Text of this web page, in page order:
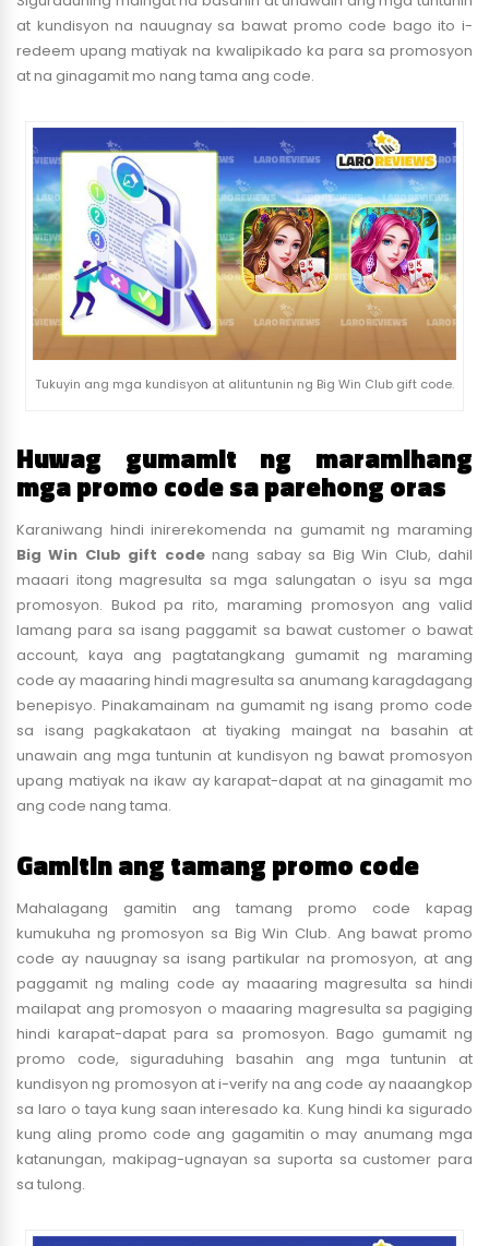
at kundisyon na nauugnay sa bawat promo code bago ito i-
redeem upang matiyak na kwalipikado ka para sa promosyon
at na ginagamit mo nang tama ang code.
Tukuyin ang mga kundisyon at alituntunin ng Big Win Club gift code.
Huwag gumamit ng maramihang
mga promo code sa parehong oras
Karaniwang hindi inirerekomenda na gumamit ng maraming
Big Win Club gift codenang sabay sa Big Win Club, dahil
maaari itong magresulta sa mga salungatan o isyu sa mga
promosyon. Bukod pa rito, maraming promosyon ang valid
lamang para sa isang paggamit sa bawat customer o bawat
account, kaya ang pagtatangkang gumamit ng maraming
code ay maaaring hindi magresulta sa anumang karagdagang
benepisyo. Pinakamainam na gumamit ng isang promo code
sa isang pagkakataon at tiyaking maingat na basahin at
unawain ang mga tuntunin at kundisyon ng bawat promosyon
upang matiyak na ikaw ay karapat-dapat at na ginagamit mo
ang code nang tama.
Gamitin ang tamang promo code
Mahalagang gamitin ang tamang promo code kapag
kumukuha ng promosyon sa Big Win Club. Ang bawat promo
code ay nauugnay sa isang partikular na promosyon, at ang
paggamit ng maling code ay maaaring magresulta sa hindi
mailapat ang promosyon o maaaring magresulta sa pagiging
hindi karapat-dapat para sa promosyon. Bago gumamit ng
promo code, siguraduhing basahin ang mga tuntunin at
kundisyon ng promosyon at i-verify na ang code ay naaangkop
sa laro o taya kung saan interesado ka. Kung hindi ka sigurado
kung aling promo code ang gagamitin o may anumang mga
katanungan, makipag-ugnayan sa suporta sa customer para
sa tulong.